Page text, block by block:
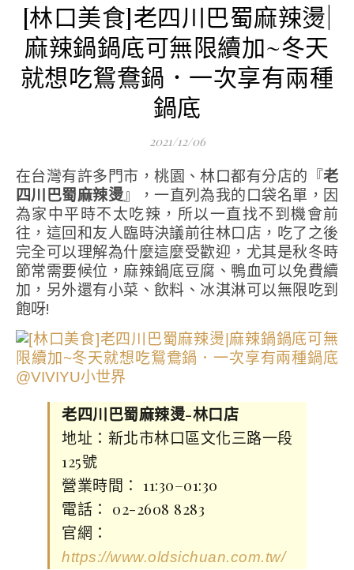
[林口美食]老四川巴蜀麻辣燙|
麻辣鍋鍋底可無限續加~冬天
就想吃鴛鴦鍋．一次享有兩種
鍋底
2021/12/06
在台灣有許多門市，桃園、林口都有分店的『老
四川巴蜀麻辣燙』，一直列為我的口袋名單，因
為家中平時不太吃辣，所以一直找不到機會前
往，這回和友人臨時決議前往林口店，吃了之後
完全可以理解為什麼這麼受歡迎，尤其是秋冬時
節常需要候位，麻辣鍋底豆腐、鴨血可以免費續
加，另外還有小菜、飲料、冰淇淋可以無限吃到
飽呀!
老四川巴蜀麻辣燙-林口店
地址：新北市林口區文化三路一段
125號
營業時間： 11:30–01:30
電話： 02-2608 8283
官網：
https://www.oldsichuan.com.tw/